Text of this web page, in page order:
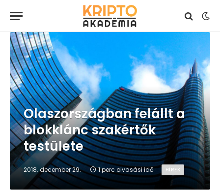
Olaszországban felállt a
blokklánc szakértők
testülete
2018. december 29. 1 perc olvasási idő HÍREK